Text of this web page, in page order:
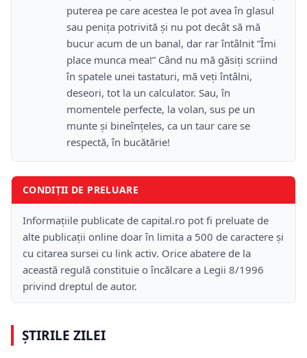
puterea pe care acestea le pot avea în glasul
sau peniţa potrivită şi nu pot decât să mă
bucur acum de un banal, dar rar întâlnit “Îmi
place munca mea!” Când nu mă găsiţi scriind
în spatele unei tastaturi, mă veţi întâlni,
deseori, tot la un calculator. Sau, în
momentele perfecte, la volan, sus pe un
munte şi bineînţeles, ca un taur care se
respectă, în bucătărie!
CONDIȚII DE PRELUARE
Informațiile publicate de capital.ro pot fi preluate de
alte publicații online doar în limita a 500 de caractere și
cu citarea sursei cu link activ. Orice abatere de la
această regulă constituie o încălcare a Legii 8/1996
privind dreptul de autor.
ȘTIRILE ZILEI